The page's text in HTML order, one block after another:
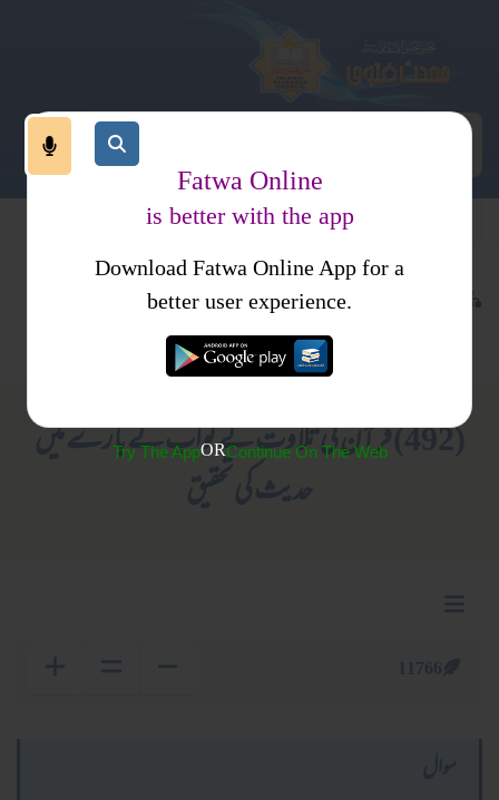
حدیث اور علوم حدیث
کتب فتاوی
فتاویٰ اصحاب الحدیث جلد 1
(492) قرآن کی تلاوت کے ثواب کے بارے میں
حدیث کی تحقیق
Fatwa Online
is better with the app
Download Fatwa Online App for a
better user experience.
Try The AppORContinue On The Web